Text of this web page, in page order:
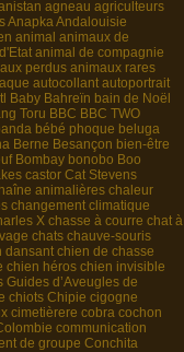
agneau agriculteurs
AnapkaAndalouisie
animal animaux de
animal de compagnie
perdus animaux rares
autocollant autoportrait
Baby Bahreïn bain de Noël
Toru BBC BBC TWO
bébé phoque beluga
Berne Besançon bien-être
Bombay bonobo Boo
castor Cat Stevens
animalières chaleur
changement climatique
X chasse à courre chat à
chats chauve-souris
dansant chien de chasse
chien héros chien invisible
Guides d’Aveugles de
chiots Chipie cigogne
cimetièrere cobra cochon
communication
de groupe Conchita